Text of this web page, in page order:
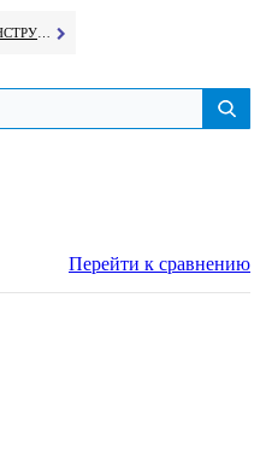
Перейти к сравнению